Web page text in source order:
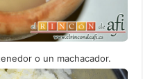
o un machacador.